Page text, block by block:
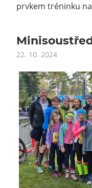
prvkem tréninku
22. 10. 2024